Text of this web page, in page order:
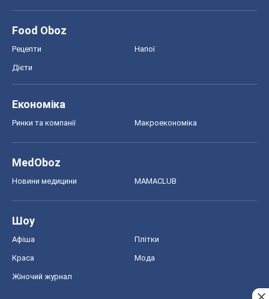
Food Oboz
Рецепти Напої
Дієти
Економіка
Ринки та компанії Макроекономіка
MedOboz
Новини медицини MAMACLUB
Шоу
Афіша Плітки
Краса Мода
Жіночий журнал